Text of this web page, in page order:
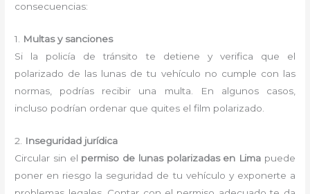
consecuencias:
1. Multas y sanciones
Si la policía de tránsito te detiene y verifica que el
polarizado de las lunas de tu vehículo no cumple con las
normas, podrías recibir una multa. En algunos casos,
incluso podrían ordenar que quites el film polarizado.
2.
Inseguridad jurídica
Circular sin el permiso de lunas polarizadas en Lima puede
poner en riesgo la seguridad de tu vehículo y exponerte a